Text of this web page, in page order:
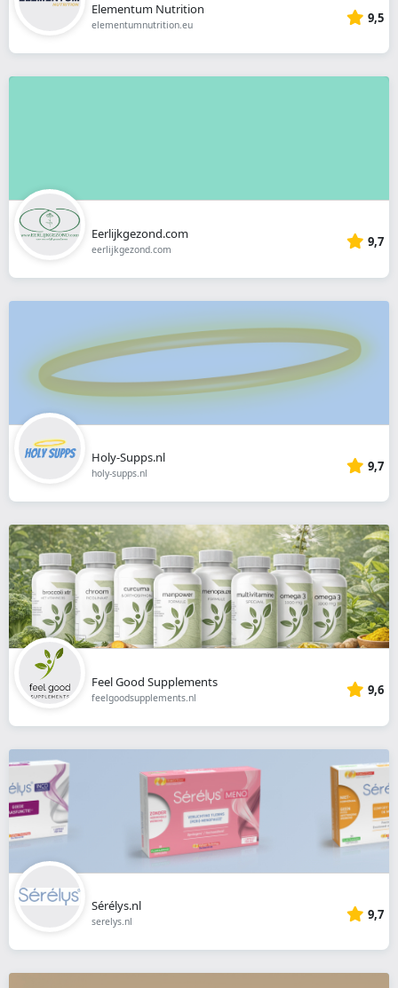
Elementum Nutrition
elementumnutrition.eu 9,5
Eerlijkgezond.com
eerlijkgezond.com 9,7
Holy-Supps.nl
holy-supps.nl 9,7
Feel Good Supplements
feelgoodsupplements.nl 9,6
Sérélys.nl
serelys.nl 9,7